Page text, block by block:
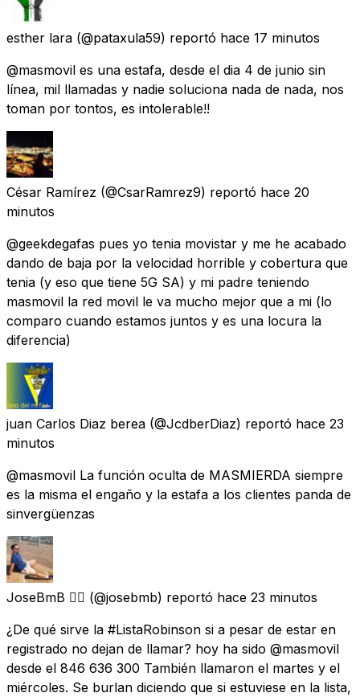
esther lara (@pataxula59) reportó hace 17 minutos
@masmovil es una estafa, desde el dia 4 de junio sin
línea, mil llamadas y nadie soluciona nada de nada, nos
toman por tontos, es intolerable!!
César Ramírez (@CsarRamrez9) reportó hace 20
minutos
@geekdegafas pues yo tenia movistar y me he acabado
dando de baja por la velocidad horrible y cobertura que
tenia (y eso que tiene 5G SA) y mi padre teniendo
masmovil la red movil le va mucho mejor que a mi (lo
comparo cuando estamos juntos y es una locura la
diferencia)
juan Carlos Diaz berea (@JcdberDiaz) reportó hace 23
minutos
@masmovil La función oculta de MASMIERDA siempre
es la misma el engaño y la estafa a los clientes panda de
sinvergüenzas
JoseBmB 🏳️‍🌈 (@josebmb) reportó hace 23 minutos
¿De qué sirve la #ListaRobinson si a pesar de estar en
registrado no dejan de llamar? hoy ha sido @masmovil
desde el 846 636 300 También llamaron el martes y el
miércoles. Se burlan diciendo que si estuviese en la lista,